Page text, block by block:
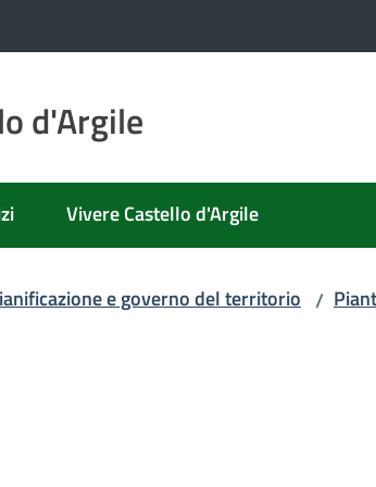
d'Argile
Vivere Castello d'Argile
e governo del territorio /